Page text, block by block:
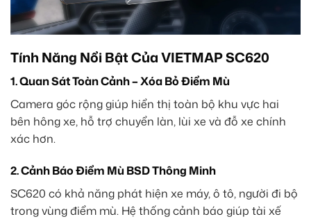
Tính Năng Nổi Bật Của VIETMAP SC620
1. Quan Sát Toàn Cảnh – Xóa Bỏ Điểm Mù
Camera góc rộng giúp hiển thị toàn bộ khu vực hai
bên hông xe, hỗ trợ chuyển làn, lùi xe và đỗ xe chính
xác hơn.
2. Cảnh Báo Điểm Mù BSD Thông Minh
SC620 có khả năng phát hiện xe máy, ô tô, người đi bộ
trong vùng điểm mù. Hệ thống cảnh báo giúp tài xế